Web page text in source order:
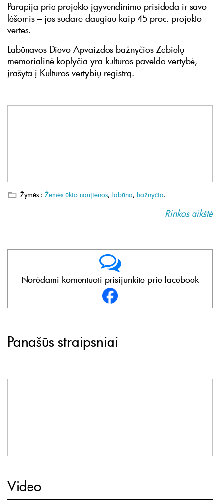
Parapija prie projekto įgyvendinimo prisideda ir savo
lėšomis – jos sudaro daugiau kaip 45 proc. projekto
vertės.
Labūnavos Dievo Apvaizdos bažnyčios Zabielų
memorialinė koplyčia yra kultūros paveldo vertybė,
įrašyta į Kultūros vertybių registrą.
Žymės : Žemės ūkio naujienos, Labūna, bažnyčia.
Rinkos aikštė
Norėdami komentuoti prisijunkite prie facebook
Panašūs straipsniai
Video